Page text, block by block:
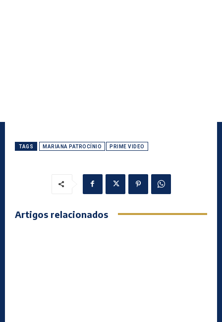
TAGS MARIANA PATROCÍNIO PRIME VIDEO
Artigos relacionados